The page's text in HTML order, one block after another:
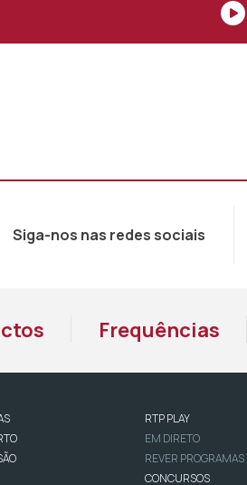
Siga-nos nas redes sociais
Frequências
RTP PLAY
EM DIRETO
REVER PROGRAMAS
CONCURSOS